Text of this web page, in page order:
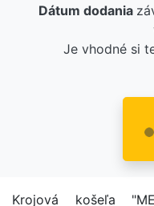
Dátum dodania
Je vhodné si
Krojová košeľa